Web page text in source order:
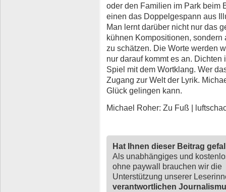
oder den Familien im Park beim
einen das Doppelgespann aus
Man lernt darüber nicht nur das
kühnen Kompositionen,
zu schätzen. Die Worte werden
nur darauf kommt es an.
Spiel mit dem Wortklang. Wer
Zugang zur Welt der Lyrik.
Glück gelingen kann.
Michael Roher: Zu Fuß |
Hat Ihnen dieser Beitrag
Als unabhängiges und
ohne paywall brauchen wir die
Unterstützung unserer
verantwortlichen